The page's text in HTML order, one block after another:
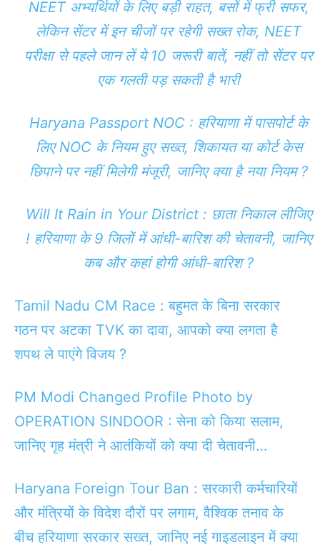
NEET अभ्यर्थियों के लिए बड़ी राहत, बसों में फ्री सफर,
लेकिन सेंटर में इन चीजों पर रहेगी सख्त रोक, NEET
परीक्षा से पहले जान लें ये 10 जरूरी बातें, नहीं तो सेंटर पर
एक गलती पड़ सकती है भारी
Haryana Passport NOC : हरियाणा में पासपोर्ट के
लिए NOC के नियम हुए सख्त, शिकायत या कोर्ट केस
छिपाने पर नहीं मिलेगी मंजूरी, जानिए क्या है नया नियम ?
Will It Rain in Your District : छाता निकाल लीजिए
! हरियाणा के 9 जिलों में आंधी-बारिश की चेतावनी, जानिए
कब और कहां होगी आंधी-बारिश ?
Tamil Nadu CM Race : बहुमत के बिना सरकार
गठन पर अटका TVK का दावा, आपको क्या लगता है
शपथ ले पाएंगे विजय ?
PM Modi Changed Profile Photo by
OPERATION SINDOOR : सेना को किया सलाम,
जानिए गृह मंत्री ने आतंकियों को क्या दी चेतावनी…
Haryana Foreign Tour Ban : सरकारी कर्मचारियों
और मंत्रियों के विदेश दौरों पर लगाम, वैश्विक तनाव के
बीच हरियाणा सरकार सख्त, जानिए नई गाइडलाइन में क्या